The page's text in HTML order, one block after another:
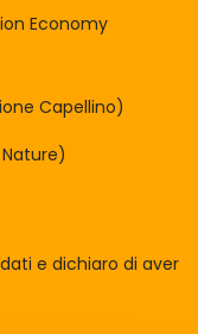
Economy
Capellino)
e dichiaro di aver